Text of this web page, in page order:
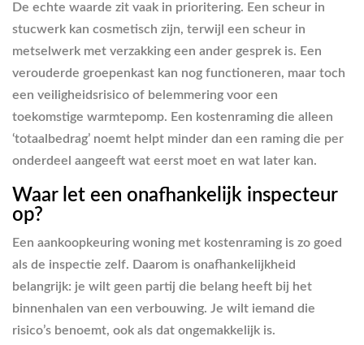
De echte waarde zit vaak in prioritering. Een scheur in
stucwerk kan cosmetisch zijn, terwijl een scheur in
metselwerk met verzakking een ander gesprek is. Een
verouderde groepenkast kan nog functioneren, maar toch
een veiligheidsrisico of belemmering voor een
toekomstige warmtepomp. Een kostenraming die alleen
‘totaalbedrag’ noemt helpt minder dan een raming die per
onderdeel aangeeft wat eerst moet en wat later kan.
Waar let een onafhankelijk inspecteur
op?
Een aankoopkeuring woning met kostenraming is zo goed
als de inspectie zelf. Daarom is onafhankelijkheid
belangrijk: je wilt geen partij die belang heeft bij het
binnenhalen van een verbouwing. Je wilt iemand die
risico’s benoemt, ook als dat ongemakkelijk is.